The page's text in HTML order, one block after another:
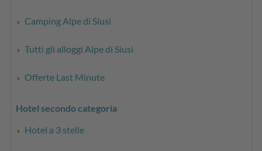
Camping Alpe di Siusi
Tutti gli alloggi Alpe di Siusi
Offerte Last Minute
Hotel secondo categoria
Hotel a 3 stelle